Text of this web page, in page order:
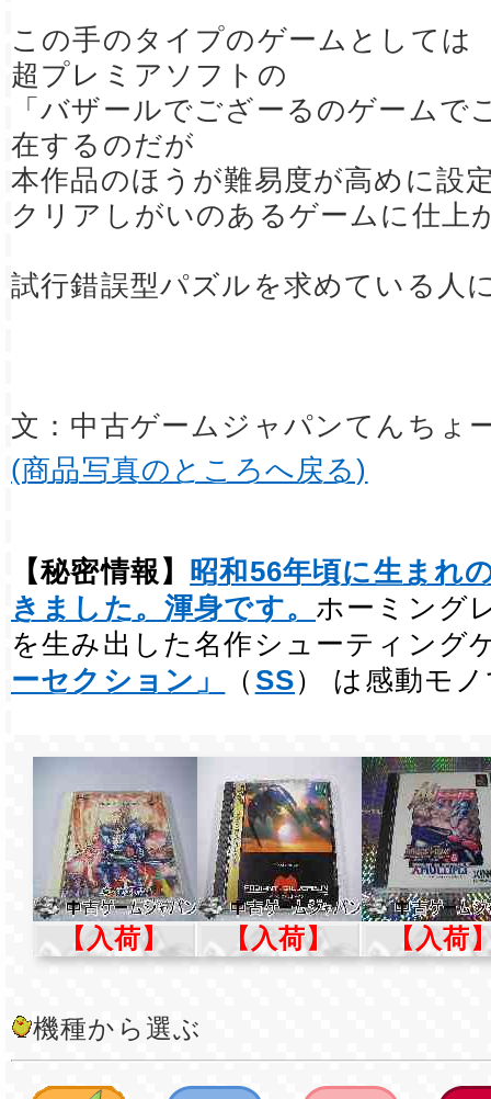
この手のタイプのゲームとしては
超プレミアソフトの
「バザールでござーるのゲームで
在するのだが
本作品のほうが難易度が高めに設
クリアしがいのあるゲームに仕上
試行錯誤型パズルを求めている人
文：中古ゲームジャパンてんちょ
(商品写真のところへ戻る)
【秘密情報】 昭和56年頃に生まれ
きました。渾身です。 ホーミング
を生み出した名作シューティング
ーセクション」
（ SS） は感動モ
【入荷】 【入荷】 【入荷
機種から選ぶ